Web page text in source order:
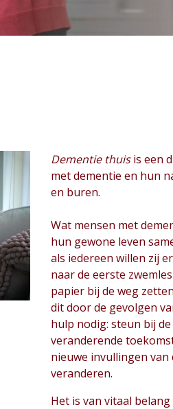
Dementie thuisis een
met dementie en hun
en buren.
Wat mensen met
hun gewone leven
als iedereen willen zij
naar de eerste
papier bij de weg
dit door de gevolgen
hulp nodig: steun bij
veranderende
nieuwe invullingen
veranderen.
Het is van vitaal